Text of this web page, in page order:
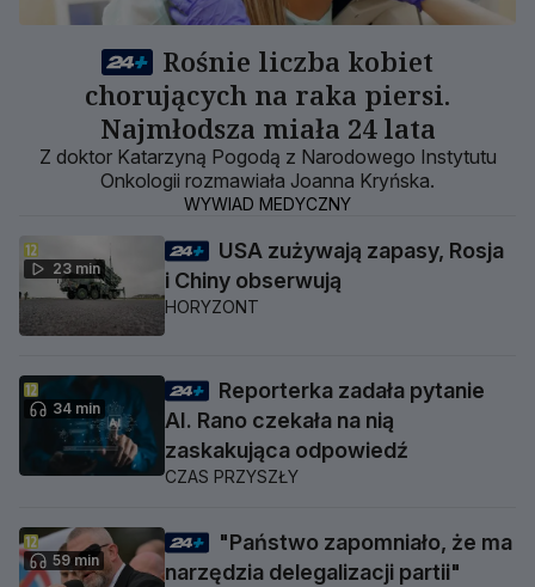
Rośnie liczba kobiet
chorujących na raka piersi.
Najmłodsza miała 24 lata
Z doktor Katarzyną Pogodą z Narodowego Instytutu
Onkologii rozmawiała Joanna Kryńska.
WYWIAD MEDYCZNY
23 min
USA zużywają zapasy, Rosja
i Chiny obserwują
HORYZONT
34 min
Reporterka zadała pytanie
AI. Rano czekała na nią
zaskakująca odpowiedź
CZAS PRZYSZŁY
59 min
"Państwo zapomniało, że ma
narzędzia delegalizacji partii"